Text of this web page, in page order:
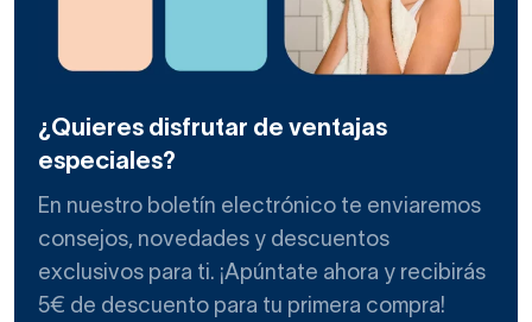
¿Quieres disfrutar de ventajas
especiales?
En nuestro boletín electrónico te enviaremos
consejos, novedades y descuentos
exclusivos para ti. ¡Apúntate ahora y recibirás
5€ de descuento para tu primera compra!